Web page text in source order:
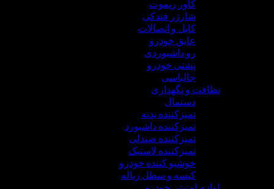
کاور ریموت
شارژر فندکی
کابل و اتصالات
عایق خودرو
رو داشبوردی
پشتی خودرو
جالباسی
نظافت و نگهداری
دستمال
تمیزکننده بدنه
تمیزکننده داشبورد
تمیزکننده صندلی
تمیزکننده لاستیک
خوشبو کننده خودرو
کیسه و سطل زباله